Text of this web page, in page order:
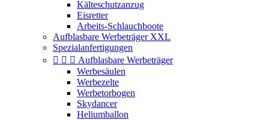
Kälteschutzanzug
Eisretter
Arbeits-Schlauchboote
Aufblasbare Werbeträger XXL
Spezialanfertigungen
   Aufblasbare Werbeträger
Werbesäulen
Werbezelte
Werbetorbogen
Skydancer
Heliumballon